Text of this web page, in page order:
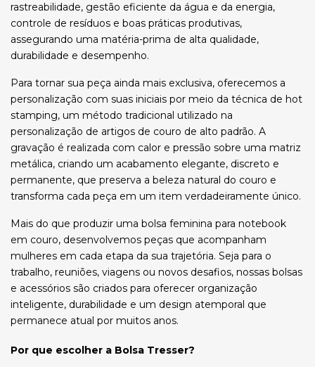
rastreabilidade, gestão eficiente da água e da energia,
controle de resíduos e boas práticas produtivas,
assegurando uma matéria-prima de alta qualidade,
durabilidade e desempenho.
Para tornar sua peça ainda mais exclusiva, oferecemos a
personalização com suas iniciais por meio da técnica de hot
stamping, um método tradicional utilizado na
personalização de artigos de couro de alto padrão. A
gravação é realizada com calor e pressão sobre uma matriz
metálica, criando um acabamento elegante, discreto e
permanente, que preserva a beleza natural do couro e
transforma cada peça em um item verdadeiramente único.
Mais do que produzir uma bolsa feminina para notebook
em couro, desenvolvemos peças que acompanham
mulheres em cada etapa da sua trajetória. Seja para o
trabalho, reuniões, viagens ou novos desafios, nossas bolsas
e acessórios são criados para oferecer organização
inteligente, durabilidade e um design atemporal que
permanece atual por muitos anos.
Por que escolher a Bolsa Tresser?